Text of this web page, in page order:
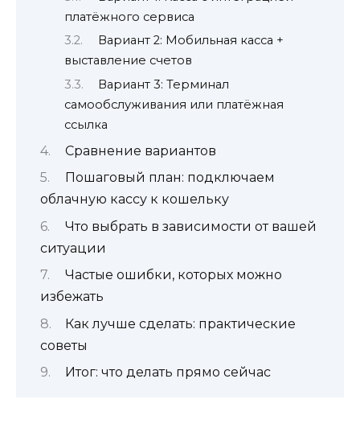
платёжного сервиса
Вариант 2: Мобильная касса +
выставление счетов
Вариант 3: Терминал
самообслуживания или платёжная
ссылка
Сравнение вариантов
Пошаговый план: подключаем
облачную кассу к кошельку
Что выбрать в зависимости от вашей
ситуации
Частые ошибки, которых можно
избежать
Как лучше сделать: практические
советы
Итог: что делать прямо сейчас